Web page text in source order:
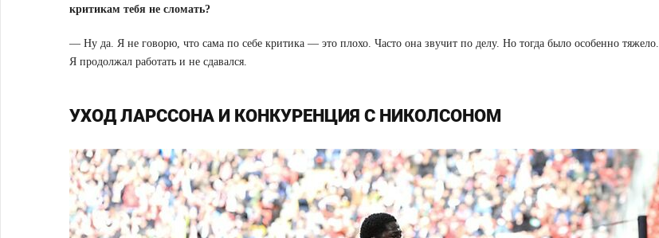
критикам тебя не сломать?
— Ну да. Я не говорю, что сама по себе критика — это плохо. Часто она звучит по делу. Но тогда было особенно тяжело.
Я продолжал работать и не сдавался.
УХОД ЛАРССОНА И КОНКУРЕНЦИЯ С НИКОЛСОНОМ